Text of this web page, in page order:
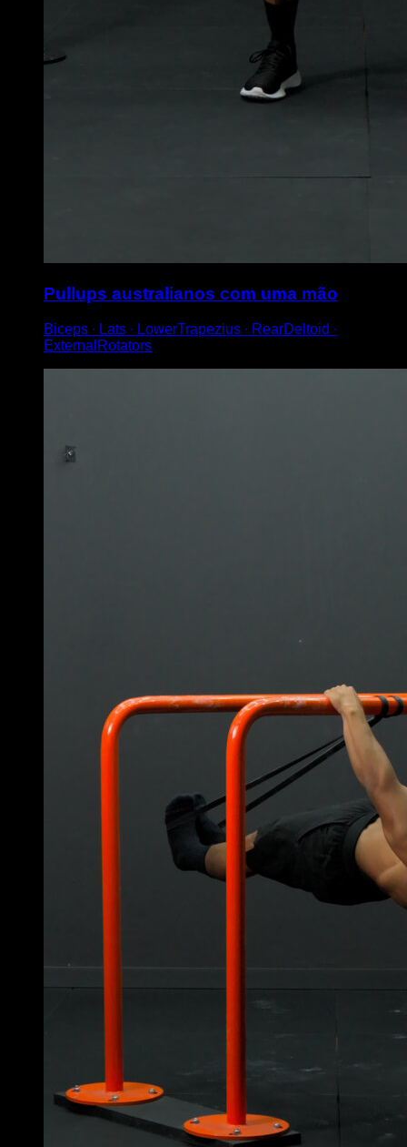
Pullups australianos com uma mão
Biceps ∙ Lats ∙ LowerTrapezius ∙ RearDeltoid ∙
ExternalRotators